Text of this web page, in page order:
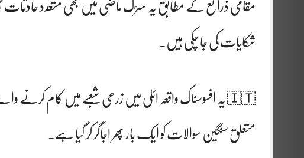
مقامی ذرائع کے مطابق یہ سڑک ماضی میں بھی متعدد حادثات
شکایات کی جا چکی ہیں۔
متعلق سنگین سوالات کو ایک بار پھر اجاگر کر گیا ہے۔